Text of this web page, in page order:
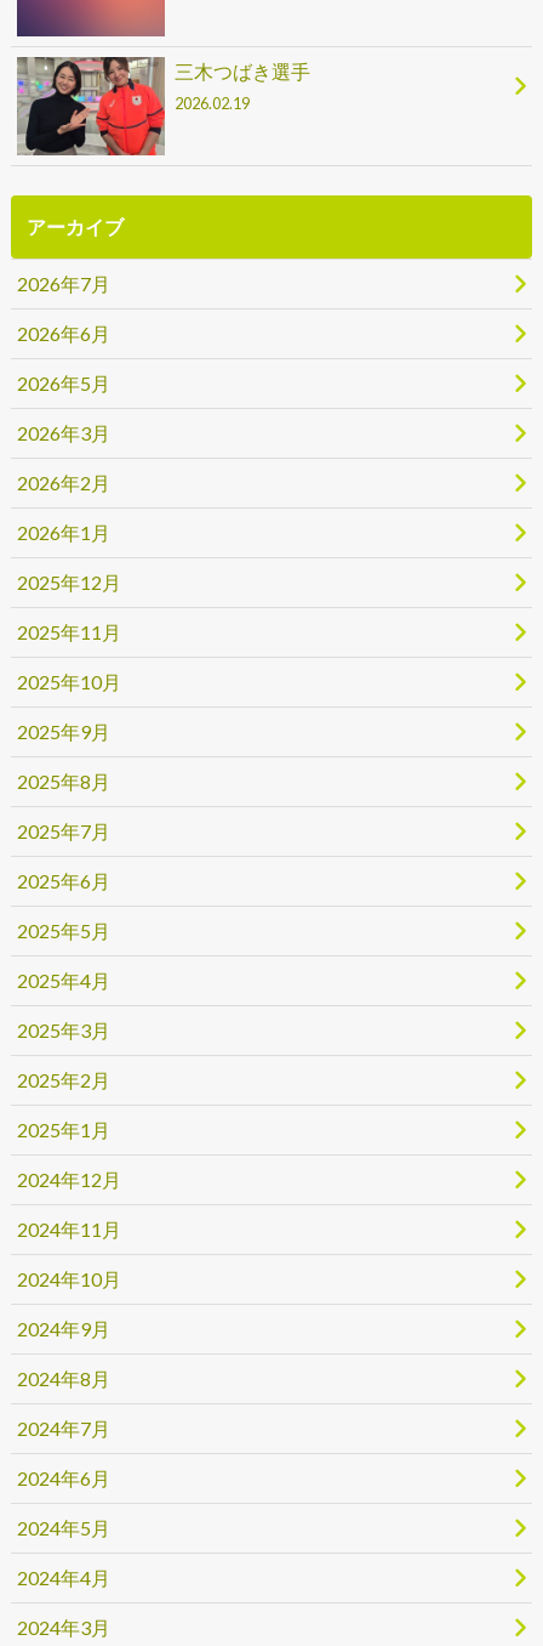
三木つばき選手
2026.02.19
アーカイブ
2026年7月
2026年6月
2026年5月
2026年3月
2026年2月
2026年1月
2025年12月
2025年11月
2025年10月
2025年9月
2025年8月
2025年7月
2025年6月
2025年5月
2025年4月
2025年3月
2025年2月
2025年1月
2024年12月
2024年11月
2024年10月
2024年9月
2024年8月
2024年7月
2024年6月
2024年5月
2024年4月
2024年3月